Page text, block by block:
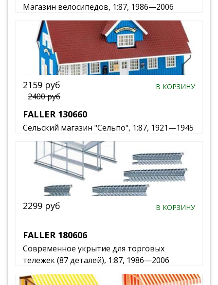
Магазин велосипедов, 1:87, 1986—2006
FALLER 130660
Сельский магазин "Сельпо", 1:87, 1921—1945
2159 руб
2400 руб
В КОРЗИНУ
FALLER 180606
Современное укрытие для торговых
тележек (87 деталей), 1:87, 1986—2006
2299 руб В КОРЗИНУ